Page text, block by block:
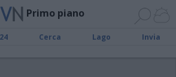
Primo piano
Cerca Lago Invia